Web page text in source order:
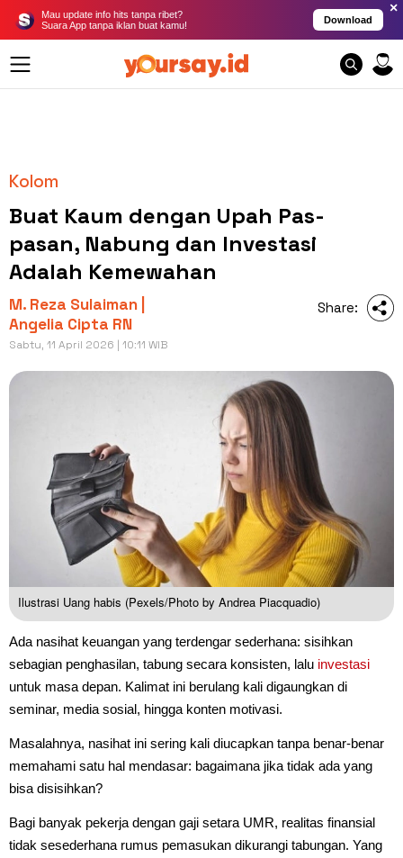
Mau update info hits tanpa ribet?
Suara App tanpa iklan buat kamu!
Download
×
Kolom
Buat Kaum dengan Upah Pas-
pasan, Nabung dan Investasi
Adalah Kemewahan
M. Reza Sulaiman |
Angelia Cipta RN
Sabtu, 11 April 2026 | 10:11 WIB
Share:
Ilustrasi Uang habis (Pexels/Photo by Andrea Piacquadio)
Ada nasihat keuangan yang terdengar sederhana: sisihkan
sebagian penghasilan, tabung secara konsisten, lalu investasi
untuk masa depan. Kalimat ini berulang kali digaungkan di
seminar, media sosial, hingga konten motivasi.
Masalahnya, nasihat ini sering kali diucapkan tanpa benar-benar
memahami satu hal mendasar: bagaimana jika tidak ada yang
bisa disisihkan?
Bagi banyak pekerja dengan gaji setara UMR, realitas finansial
tidak sesederhana rumus pemasukan dikurangi tabungan. Yang